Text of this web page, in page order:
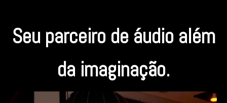
Seu parceiro de áudio além
da imaginação.